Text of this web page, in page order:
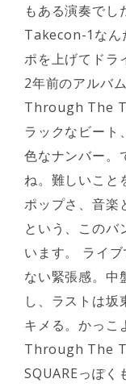
もある演奏でし
Takecon-1なん
ポを上げてドラ
2年前のアルバ
Through The
ラックなビート
色なナンバー。
ね。難しいこと
ポップさ、音楽
という、このバ
います。 ライ
ない緊張感。中
し、ラストは坂
キメる。かっこ
Through The
SQUAREっぽ